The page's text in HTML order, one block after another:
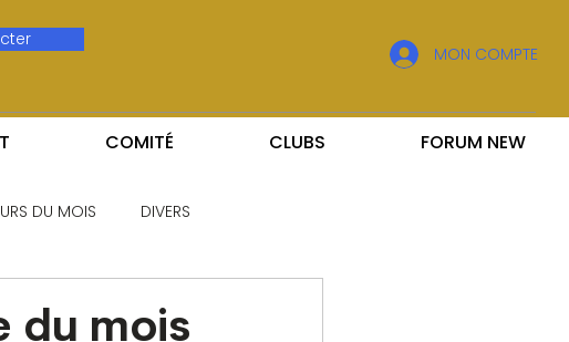
MON COMPTE
COMITÉ CLUBS FORUM NEW
DU MOIS DIVERS
du mois